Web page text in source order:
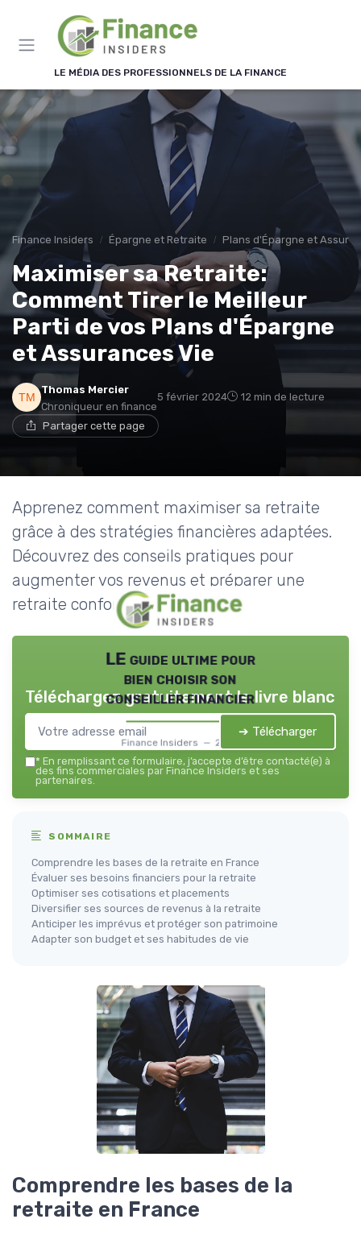
LE MÉDIA DES PROFESSIONNELS DE LA FINANCE
Finance Insiders Épargne et Retraite Plans d'Épargne et
Maximiser sa Retraite:
Comment Tirer le Meilleur
Parti de vos Plans d'Épargne
et Assurances Vie
Thomas Mercier
Chroniqueur en finance
5 février 2024 12 min de lecture
Partager cette page
Apprenez comment maximiser sa retraite
grâce à des stratégies financières adaptées.
Découvrez des conseils pratiques pour
augmenter vos revenus et préparer une
retraite confortable.
LE guide ultime pour
bien choisir son
conseiller financier
Finance Insiders — 2026
Téléchargez gratuitement le livre blanc
➔ Télécharger
* En remplissant ce formulaire, j’accepte d’être contacté(e) à
des fins commerciales par Finance Insiders et ses
partenaires.
SOMMAIRE
Comprendre les bases de la retraite en France
Évaluer ses besoins financiers pour la retraite
Optimiser ses cotisations et placements
Diversifier ses sources de revenus à la retraite
Anticiper les imprévus et protéger son patrimoine
Adapter son budget et ses habitudes de vie
Comprendre les bases de la
retraite en France